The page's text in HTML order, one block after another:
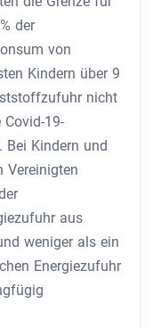
der
von
Kindern über 9
nicht
19-
Bei Kindern und
Vereinigten
aus
weniger als ein
Energiezufuhr